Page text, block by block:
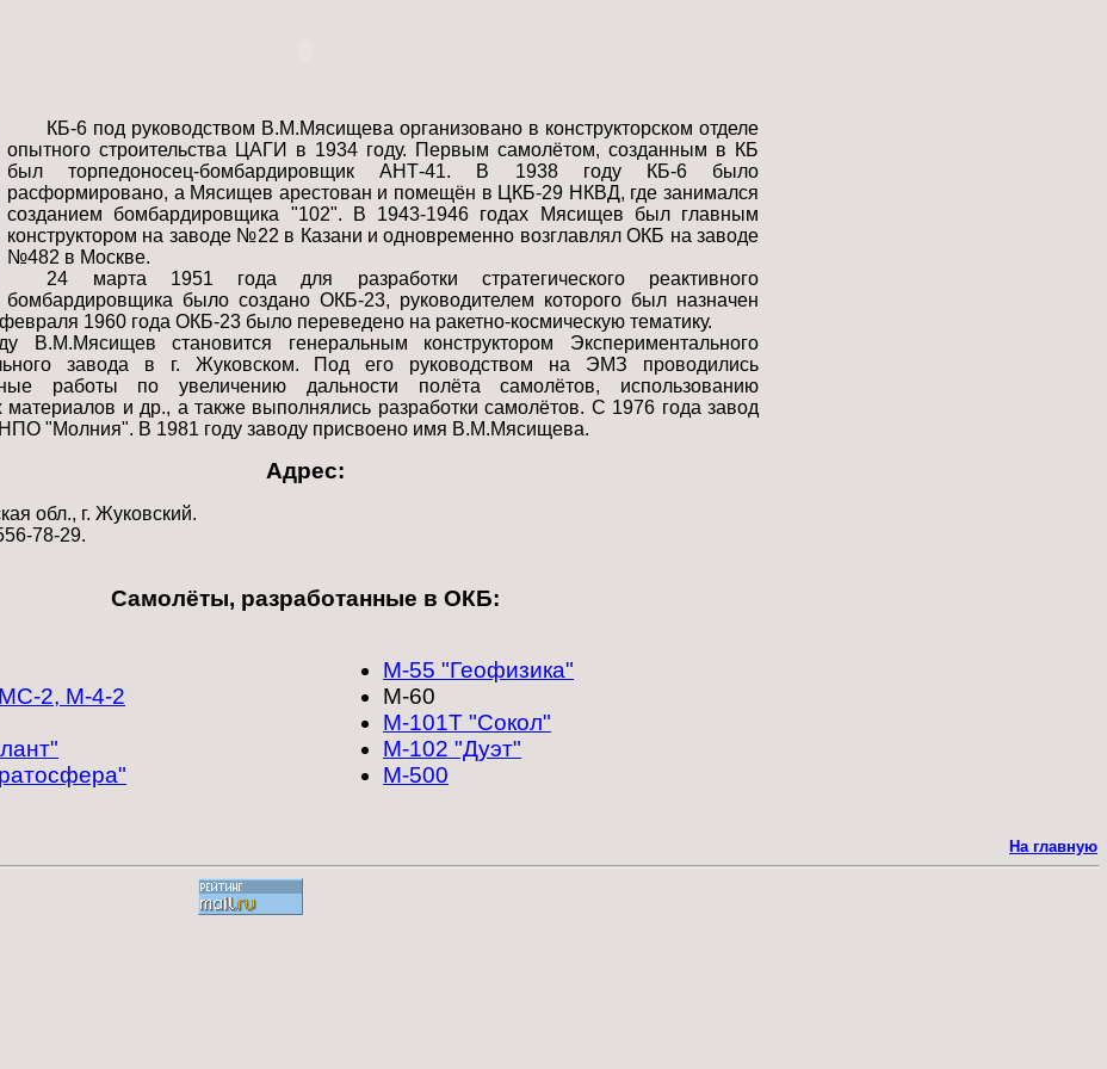
КБ-6 под руководством В.М.Мясищева организовано в конструкторском отделе
опытного строительства ЦАГИ в 1934 году. Первым самолётом, созданным в КБ
был торпедоносец-бомбардировщик АНТ-41. В 1938 году КБ-6 было
расформировано, а Мясищев арестован и помещён в ЦКБ-29 НКВД, где занимался
созданием бомбардировщика "102". В 1943-1946 годах Мясищев был главным
конструктором на заводе №22 в Казани и одновременно возглавлял ОКБ на заводе
№482 в Москве.
24 марта 1951 года для разработки стратегического реактивного
бомбардировщика было создано ОКБ-23, руководителем которого был назначен
1960 года ОКБ-23 было переведено на ракетно-космическую тематику.
В.М.Мясищев становится генеральным конструктором Экспериментального
завода в г. Жуковском. Под его руководством на ЭМЗ проводились
работы по увеличению дальности полёта самолётов, использованию
материалов и др., а также выполнялись разработки самолётов. С 1976 года завод
НПО "Молния". В 1981 году заводу присвоено имя В.М.Мясищева.
Адрес:
обл., г. Жуковский.
78-29.
Самолёты, разработанные в ОКБ:
2, М-4-2
М-55 "Геофизика"
М-60
М-101Т "Сокол"
М-102 "Дуэт"
М-500
На главную